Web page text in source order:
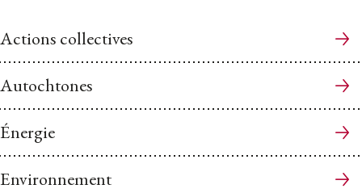
Actions collectives
Autochtones
Énergie
Environnement